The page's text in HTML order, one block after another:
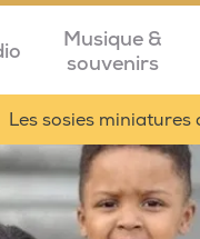
Musique &
souvenirs
Les sosies